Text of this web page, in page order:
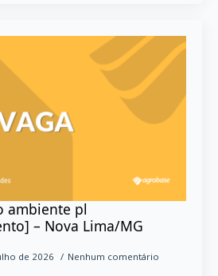
ambiente pl
– Nova Lima/MG
de 2026 Nenhum comentário